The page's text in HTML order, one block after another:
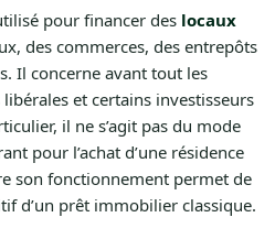
pour financer des locaux
des commerces, des entrepôts
Il concerne avant tout les
et certains investisseurs
il ne s’agit pas du mode
pour l’achat d’une résidence
son fonctionnement permet de
d’un prêt immobilier classique.